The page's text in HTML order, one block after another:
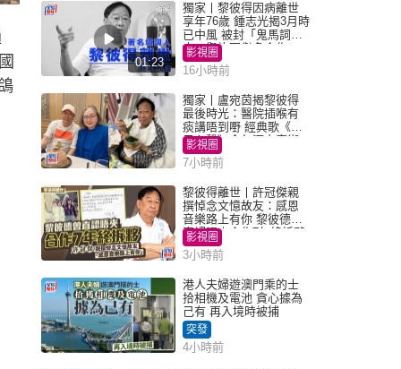
01:23
獨家丨黎彼得因病離世
享年76歲 鍾志光揭3月時
已中風 被封「鬼馬詞
人」與許冠傑多合作
影視圈
16小時前
獨家丨盧宛茵揭黎彼得
最後時光：醫院插喉有
痰講唔到嘢 經典歌《浪
子心聲》金句源自廟街
睇相佬
影視圈
7小時前
黎彼得離世丨許冠傑親
撰悼念文憶故友：感恩
音樂路上有你 黎彼德曾
直認唔夾合作7年終拆夥
影視圈
3小時前
港人夫婦遊澳門乘的士
拾相機及電池 貪心據為
己有 再入境時被捕
突發
4小時前